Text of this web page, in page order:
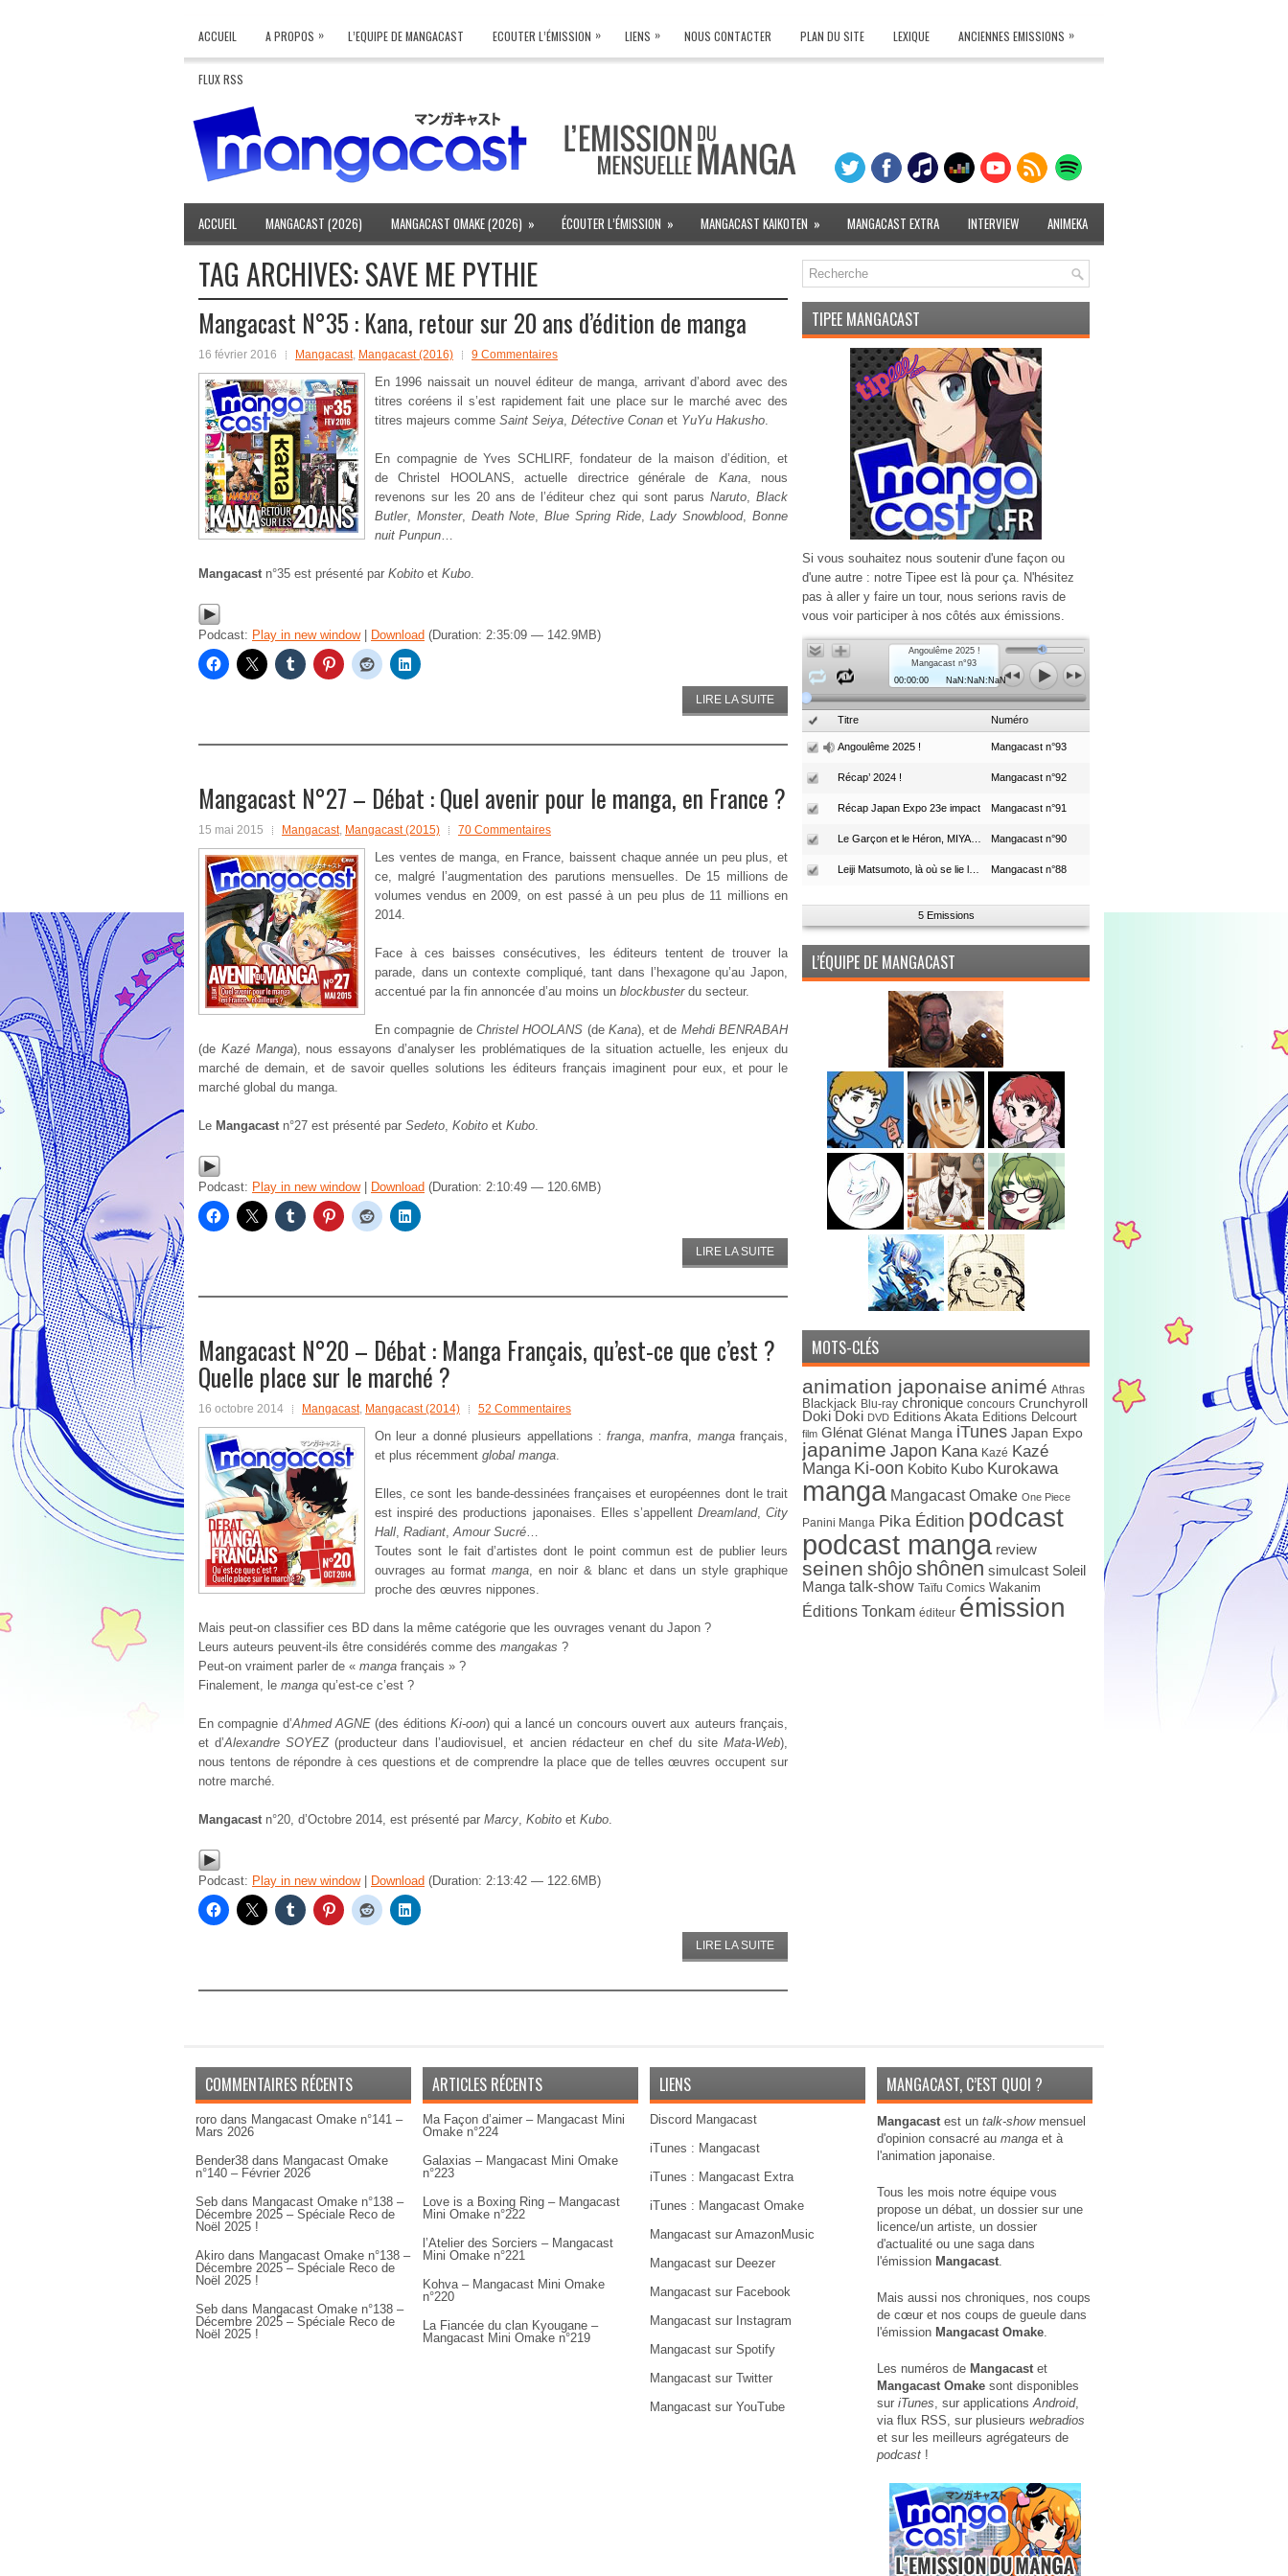
ACCUEIL A PROPOS » L’EQUIPE DE MANGACAST ECOUTER L’ÉMISSION » LIENS » NOUS CONTACTER PLAN DU SITE LEXIQUE ANCIENNES EMISSIONS »
FLUX RSS
ACCUEIL MANGACAST (2026) MANGACAST OMAKE (2026) » ÉCOUTER L’ÉMISSION » MANGACAST KAIKOTEN » MANGACAST EXTRA INTERVIEW ANIMEKA
TAG ARCHIVES:SAVE ME PYTHIE
Mangacast N°35 : Kana, retour sur 20 ans d’édition de manga
16 février 2016 Mangacast, Mangacast (2016) 9 Commentaires
En 1996 naissait un nouvel éditeur de manga, arrivant d’abord avec des
titres coréens il s’est rapidement fait une place sur le marché avec des
titres majeurs comme Saint Seiya, Détective Conan et YuYu Hakusho.
En compagnie de Yves SCHLIRF, fondateur de la maison d’édition, et
de Christel HOOLANS, actuelle directrice générale de Kana, nous
revenons sur les 20 ans de l’éditeur chez qui sont parus Naruto, Black
Butler, Monster, Death Note,Blue Spring Ride,Lady Snowblood,Bonne
nuit Punpun…
Mangacast n°35 est présenté par Kobito et Kubo.
Podcast: Play in new window| Download (Duration: 2:35:09 — 142.9MB)
LIRE LA SUITE
Mangacast N°27 – Débat : Quel avenir pour le manga, en France ?
15 mai 2015 Mangacast, Mangacast (2015) 70 Commentaires
Les ventes de manga, en France, baissent chaque année un peu plus, et
ce, malgré l’augmentation des parutions mensuelles. De 15 millions de
volumes vendus en 2009, on est passé à un peu plus de 11 millions en
2014.
Face à ces baisses consécutives, les éditeurs tentent de trouver la
parade, dans un contexte compliqué, tant dans l’hexagone qu’au Japon,
accentué par la fin annoncée d’au moins un blockbusterdu secteur.
En compagnie de Christel HOOLANS (de Kana), et de Mehdi BENRABAH
(de Kazé Manga), nous essayons d’analyser les problématiques de la situation actuelle, les enjeux du
marché de demain, et de savoir quelles solutions les éditeurs français imaginent pour eux, et pour le
marché global du manga.
Le Mangacast n°27 est présenté par Sedeto, Kobito et Kubo.
Podcast: Play in new window| Download (Duration: 2:10:49 — 120.6MB)
LIRE LA SUITE
Mangacast N°20 – Débat : Manga Français, qu’est-ce que c’est ?
Quelle place sur le marché ?
16 octobre 2014 Mangacast, Mangacast (2014) 52 Commentaires
On leur a donné plusieurs appellations :franga,manfra, mangafrançais,
et plus récemment global manga.
Elles, ce sont les bande-dessinées françaises et européennes dont le trait
est inspiré des productions japonaises. Elles s’appellent Dreamland, City
Hall, Radiant,Amour Sucré…
Toutes sont le fait d’artistes dont le point commun est de publier leurs
ouvrages au format manga, en noir & blanc et dans un style graphique
proche des œuvres nippones.
Mais peut-on classifier ces BD dans la même catégorie que les ouvrages venant du Japon ?
Leurs auteurs peuvent-ils être considérés comme des mangakas ?
Peut-on vraiment parler de « manga français » ?
Finalement, le manga qu’est-ce c’est ?
En compagnie d’Ahmed AGNE (des éditionsKi-oon) qui a lancé un concours ouvert aux auteurs français,
et d’Alexandre SOYEZ(producteur dans l’audiovisuel, et ancien rédacteur en chef du siteMata-Web),
nous tentons de répondre à ces questions et de comprendre la place que de telles œuvres occupent sur
notre marché.
Mangacast n°20, d’Octobre 2014, est présenté par Marcy, Kobito et Kubo.
Podcast: Play in new window| Download (Duration: 2:13:42 — 122.6MB)
LIRE LA SUITE
TIPEE MANGACAST
Si vous souhaitez nous soutenir d'une façon ou
d'une autre : notre Tipee est là pour ça. N'hésitez
pas à aller y faire un tour, nous serions ravis de
vous voir participer à nos côtés aux émissions.
Angoulême 2025 !
Mangacast n°93
00:00:00
NaN:NaN:NaN
Titre Numéro
Angoulême 2025 ! Mangacast n°93
Récap’ 2024 ! Mangacast n°92
Récap Japan Expo 23e impact Mangacast n°91
Mangacast n°90
Mangacast n°88
5 Emissions
L’ÉQUIPE DE MANGACAST
MOTS-CLÉS
animation japonaise animé Athras
Blackjack Blu-ray chronique concours Crunchyroll
Doki Doki DVD Editions Akata Editions Delcourt
film Glénat Glénat Manga iTunes Japan Expo
japanime Japon Kana Kazé Kazé
Manga Ki-oon Kobito Kubo Kurokawa
manga Mangacast Omake One Piece
Panini Manga Pika Édition podcast
podcast manga review
seinen shôjoshônen simulcast Soleil
Manga talk-show Taïfu Comics Wakanim
Éditions Tonkam éditeur émission
COMMENTAIRES RÉCENTS
roro dans Mangacast Omake n°141 –
Mars 2026
Bender38 dans Mangacast Omake
n°140 – Février 2026
Seb dans Mangacast Omake n°138 –
Décembre 2025 – Spéciale Reco de
Noël 2025 !
Akiro dans Mangacast Omake n°138 –
Décembre 2025 – Spéciale Reco de
Noël 2025 !
Seb dans Mangacast Omake n°138 –
Décembre 2025 – Spéciale Reco de
Noël 2025 !
ARTICLES RÉCENTS
Ma Façon d’aimer – Mangacast Mini
Omake n°224
Galaxias – Mangacast Mini Omake
n°223
Love is a Boxing Ring – Mangacast
Mini Omake n°222
l’Atelier des Sorciers – Mangacast
Mini Omake n°221
Kohva – Mangacast Mini Omake
n°220
La Fiancée du clan Kyougane –
Mangacast Mini Omake n°219
LIENS
Discord Mangacast
iTunes : Mangacast
iTunes : Mangacast Extra
iTunes : Mangacast Omake
Mangacast sur AmazonMusic
Mangacast sur Deezer
Mangacast sur Facebook
Mangacast sur Instagram
Mangacast sur Spotify
Mangacast sur Twitter
Mangacast sur YouTube
MANGACAST, C’EST QUOI ?
Mangacastest un talk-showmensuel
d'opinion consacré au manga et à
l'animation japonaise.
Tous les mois notre équipe vous
propose un débat, un dossier sur une
licence/un artiste, un dossier
d'actualité ou une saga dans
l'émission Mangacast.
Mais aussi nos chroniques, nos coups
de cœur et nos coups de gueule dans
l'émission Mangacast Omake.
Les numéros de Mangacastet
Mangacast Omake sont disponibles
sur iTunes, sur applicationsAndroid,
via flux RSS, sur plusieurs webradios
et sur les meilleurs agrégateurs de
podcast !